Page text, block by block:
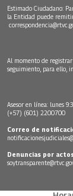
Estimado Ciudadano:
la Entidad puede
Al momento de
seguimiento, para ello,
Asesor en línea: lunes
(+57) (601) 2200700
Correo de
Denuncias por